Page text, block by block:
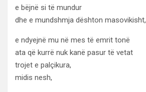
e bëjnë si të mundur
dhe e mundshmja dështon masovikisht,
e ndyejnë mu në mes të emrit tonë
ata që kurrë nuk kanë pasur të vetat
trojet e palçikura,
midis nesh,